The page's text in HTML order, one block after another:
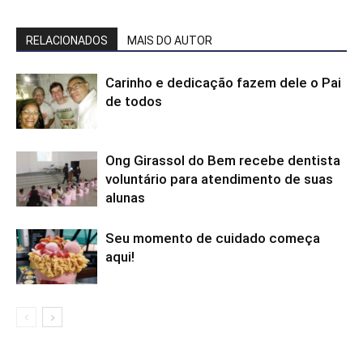
RELACIONADOS MAIS DO AUTOR
Carinho e dedicação fazem dele o Pai
de todos
Ong Girassol do Bem recebe dentista
voluntário para atendimento de suas
alunas
Seu momento de cuidado começa
aqui!